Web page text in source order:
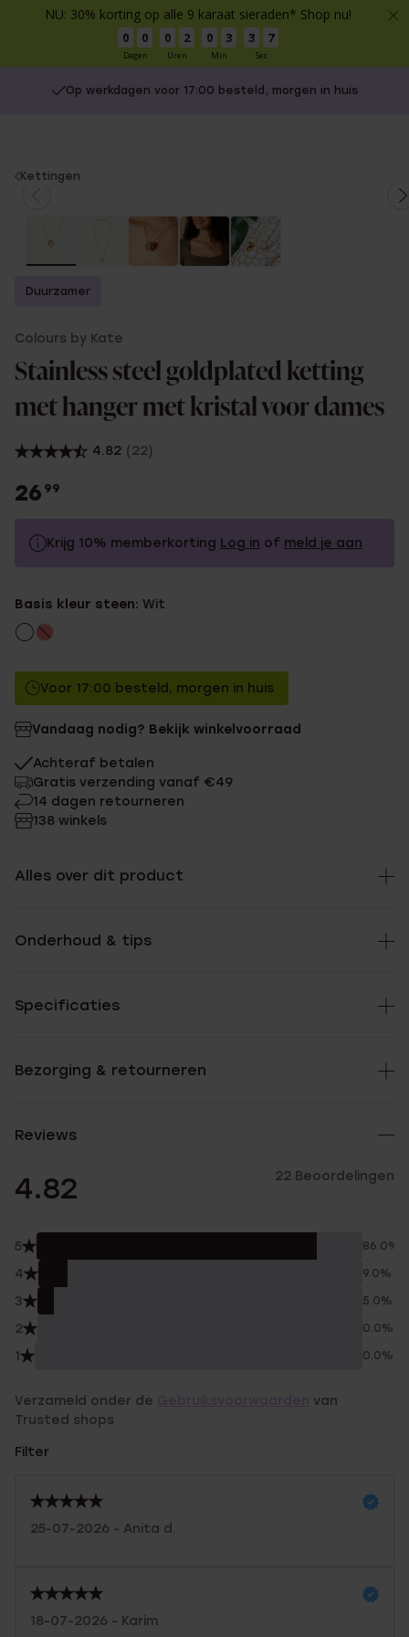
NU: 30% korting op alle 9 karaat sieraden* Shop nu!
0 0
Dagen
0 2
Uren
0 3
Min
3 7
Sec
Op werkdagen voor 17:00 besteld, morgen in huis
You
Kettingen
Duurzamer
Colours by Kate
Stainless steel goldplated ketting
met hanger met kristal voor dames
4.82 (22)
26 99
Krijg 10% memberkorting Log in of meld je aan
Zonder memberkorting
Basis kleur steen: Wit
Voor 17:00 besteld, morgen in huis
Vandaag nodig? Bekijk winkelvoorraad
Achteraf betalen
Gratis verzending vanaf €49
14 dagen retourneren
138 winkels
Alles over dit product
Onderhoud & tips
Specificaties
Bezorging & retourneren
Reviews
4.82 22 Beoordelingen
5 86.0%
4 9.0%
3 5.0%
2 0.0%
1 0.0%
Verzameld onder de
van
Trusted shops
Filter
25-07-2026 - Anita d.
18-07-2026 - Karim